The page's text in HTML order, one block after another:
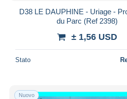
D38 LE DAUPHINE - Uriage -
du Parc (Ref 2398)
± 1,56 USD
Stato
Nuovo